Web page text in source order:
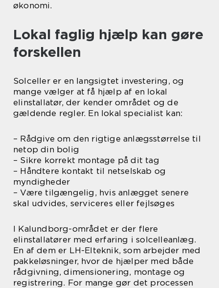
økonomi.
Lokal faglig hjælp kan gøre
forskellen
Solceller er en langsigtet investering, og
mange vælger at få hjælp af en lokal
elinstallatør, der kender området og de
gældende regler. En lokal specialist kan:
– Rådgive om den rigtige anlægsstørrelse til
netop din bolig
– Sikre korrekt montage på dit tag
– Håndtere kontakt til netselskab og
myndigheder
– Være tilgængelig, hvis anlægget senere
skal udvides, serviceres eller fejlsøges
I Kalundborg-området er der flere
elinstallatører med erfaring i solcelleanlæg.
En af dem er LH-Elteknik, som arbejder med
pakkeløsninger, hvor de hjælper med både
rådgivning, dimensionering, montage og
registrering. For mange gør det processen